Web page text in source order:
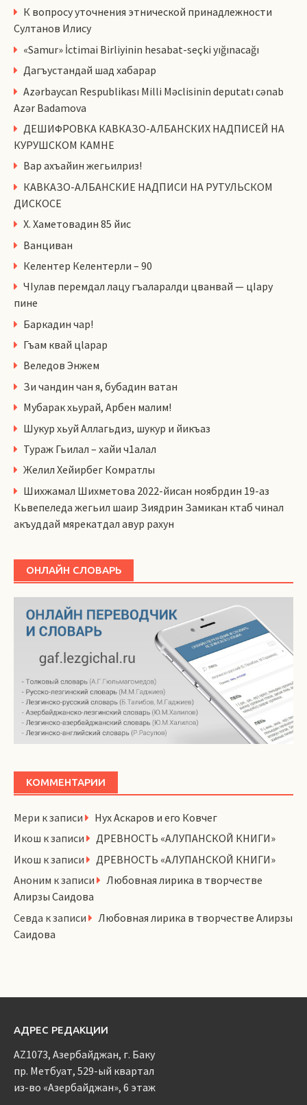
К вопросу уточнения этнической принадлежности
Султанов Илису
«Samur» İctimai Birliyinin hesabat-seçki yığınacağı
Дагъустандай шад хабарар
Azərbaycan Respublikası Milli Məclisinin deputatı cənab
Azər Badamova
ДЕШИФРОВКА КАВКАЗО-АЛБАНСКИХ НАДПИСЕЙ НА
КУРУШСКОМ КАМНЕ
Вар ахъайин жегьилриз!
КАВКАЗО-АЛБАНСКИЕ НАДПИСИ НА РУТУЛЬСКОМ
ДИСКОСЕ
Х. Хаметовадин 85 йис
Ванциван
Келентер Келентерли – 90
ЧIулав перемдал лацу гъаларалди цванвай — цIару
пине
Баркадин чар!
Гъам квай цlарар
Веледов Энжем
Зи чандин чан я, бубадин ватан
Мубарак хьурай, Арбен малим!
Шукур хьуй Аллагьдиз, шукур и йикъаз
Тураж Гьилал – хайи ч1алал
Желил Хейирбег Комратлы
Шихжамал Шихметова 2022-йисан ноябрдин 19-аз
Кьвепеледа жегьил шаир Зиядрин Замикан ктаб чинал
акъуддай мярекатдал авур рахун
ОНЛАЙН СЛОВАРЬ
КОММЕНТАРИИ
Мери к записи
Нух Аскаров и его Ковчег
Икош к записи
ДРЕВНОСТЬ «АЛУПАНСКОЙ КНИГИ»
Икош к записи
ДРЕВНОСТЬ «АЛУПАНСКОЙ КНИГИ»
Аноним к записи
Любовная лирика в творчестве
Алирзы Саидова
Севда к записи
Любовная лирика в творчестве Алирзы
Саидова
АДРЕС РЕДАКЦИИ
AZ1073, Азербайджан, г. Баку
пр. Метбуат, 529-ый квартал
из-во «Азербайджан», 6 этаж